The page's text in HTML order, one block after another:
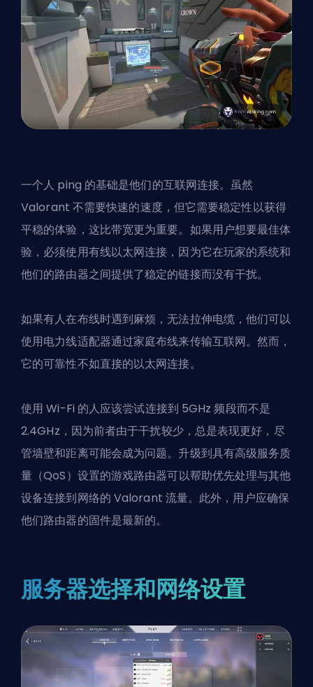
一个人 ping 的基础是他们的互联网连接。虽然
Valorant 不需要快速的速度，但它需要稳定性以获得
平稳的体验，这比带宽更为重要。如果用户想要最佳体
验，必须使用有线以太网连接，因为它在玩家的系统和
他们的路由器之间提供了稳定的链接而没有干扰。
如果有人在布线时遇到麻烦，无法拉伸电缆，他们可以
使用电力线适配器通过家庭布线来传输互联网。然而，
它的可靠性不如直接的以太网连接。
使用 Wi-Fi 的人应该尝试连接到 5GHz 频段而不是
2.4GHz，因为前者由于干扰较少，总是表现更好，尽
管墙壁和距离可能会成为问题。升级到具有高级服务质
量（QoS）设置的游戏路由器可以帮助优先处理与其他
设备连接到网络的 Valorant 流量。此外，用户应确保
他们路由器的固件是最新的。
服务器选择和网络设置